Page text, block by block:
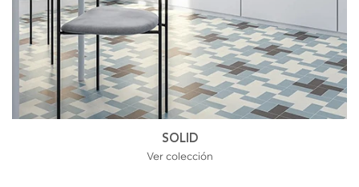
SOLID
Ver colección